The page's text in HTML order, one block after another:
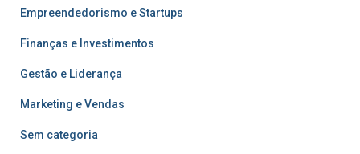
Empreendedorismo e Startups
Finanças e Investimentos
Gestão e Liderança
Marketing e Vendas
Sem categoria